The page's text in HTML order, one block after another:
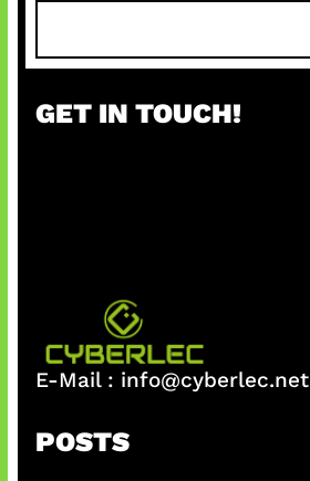
a
c
GET IN TOUCH!
E-Mail : info@cyberlec.net
POSTS